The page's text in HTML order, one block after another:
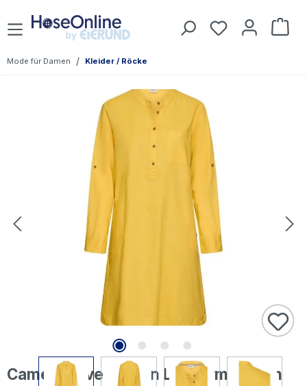
Zum Hauptinhalt springen Du hast 0
Mode für Damen / Kleider / Röcke
Bildergalerie überspringen
Camel active Damen Langarm Leinen